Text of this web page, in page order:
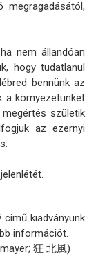
nem állandóan
hogy tudatlanul
bennünk az
a környezetünket
születik
az ezernyi
című kiadványunk
információt.
狂 北風)